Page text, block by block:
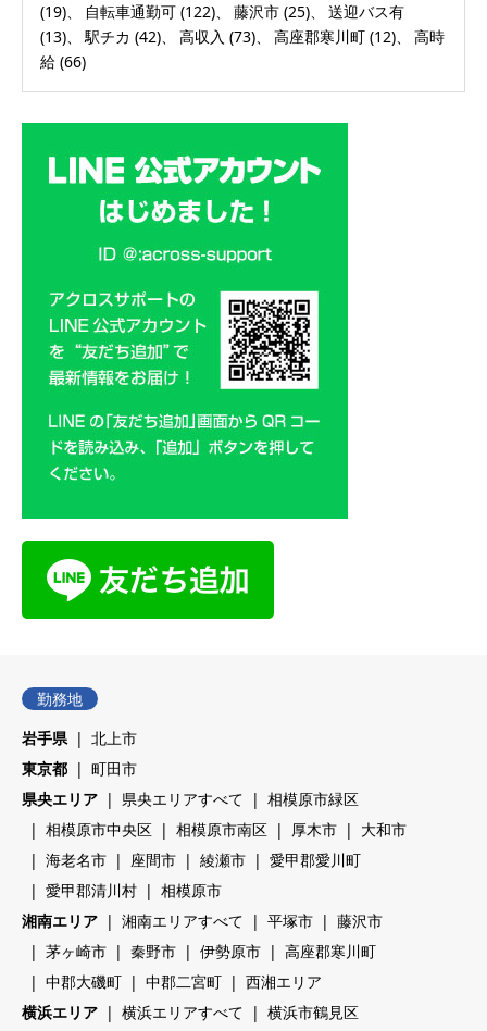
(19)
自転車通勤可 (122) 藤沢市 (25)
送迎バス有
(13)
駅チカ (42) 高収入 (73) 高座郡寒川町 (12)
高時
給 (66)
勤務地
岩手県
北上市
東京都
町田市
県央エリア
県央エリアすべて
相模原市緑区
相模原市中央区
相模原市南区 厚木市
大和市
海老名市
座間市 綾瀬市
愛甲郡愛川町
愛甲郡清川村
相模原市
湘南エリア
湘南エリアすべて 平塚市
藤沢市
茅ヶ崎市
秦野市 伊勢原市
高座郡寒川町
中郡大磯町
中郡二宮町
西湘エリア
横浜エリア
横浜エリアすべて
横浜市鶴見区